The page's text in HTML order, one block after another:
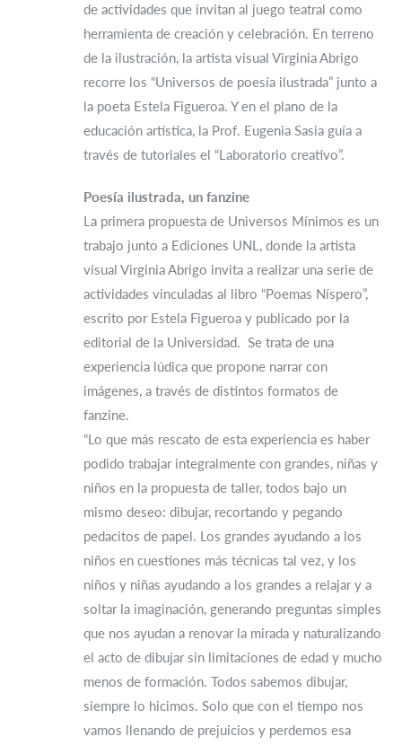
de actividades que invitan al juego teatral como
herramienta de creación y celebración. En terreno
de la ilustración, la artista visual Virginia Abrigo
recorre los “Universos de poesía ilustrada” junto a
la poeta Estela Figueroa. Y en el plano de la
educación artística, la Prof. Eugenia Sasia guía a
través de tutoriales el “Laboratorio creativo”.
Poesía ilustrada, un fanzine
La primera propuesta de Universos Mínimos es un
trabajo junto a Ediciones UNL, donde la artista
visual Virginia Abrigo invita a realizar una serie de
actividades vinculadas al libro “Poemas Níspero”,
escrito por Estela Figueroa y publicado por la
editorial de la Universidad. Se trata de una
experiencia lúdica que propone narrar con
imágenes, a través de distintos formatos de
fanzine.
“Lo que más rescato de esta experiencia es haber
podido trabajar integralmente con grandes, niñas y
niños en la propuesta de taller, todos bajo un
mismo deseo: dibujar, recortando y pegando
pedacitos de papel. Los grandes ayudando a los
niños en cuestiones más técnicas tal vez, y los
niños y niñas ayudando a los grandes a relajar y a
soltar la imaginación, generando preguntas simples
que nos ayudan a renovar la mirada y naturalizando
el acto de dibujar sin limitaciones de edad y mucho
menos de formación. Todos sabemos dibujar,
siempre lo hicimos. Solo que con el tiempo nos
vamos llenando de prejuicios y perdemos esa